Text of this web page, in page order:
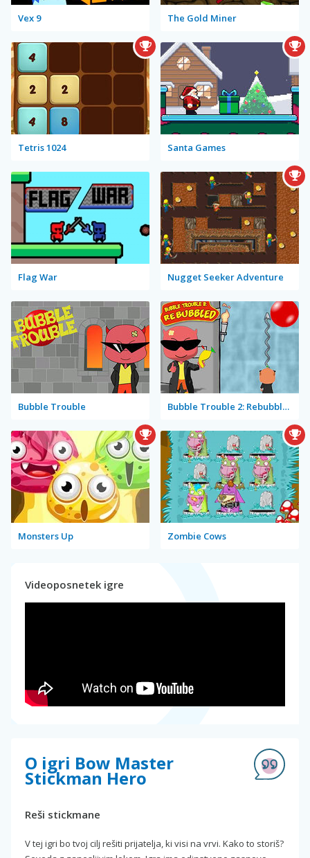
Vex 9 The Gold Miner
Tetris 1024 Santa Games
Flag War Nugget Seeker Adventure
Bubble Trouble Bubble Trouble 2: Rebubbled
Monsters Up Zombie Cows
Videoposnetek igre
O igri Bow Master
Stickman Hero
Reši stickmane
V tej igri bo tvoj cilj rešiti prijatelja, ki visi na vrvi. Kako to storiš?